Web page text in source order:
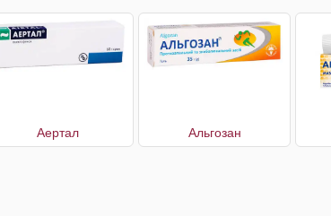
Аертал Альгозан